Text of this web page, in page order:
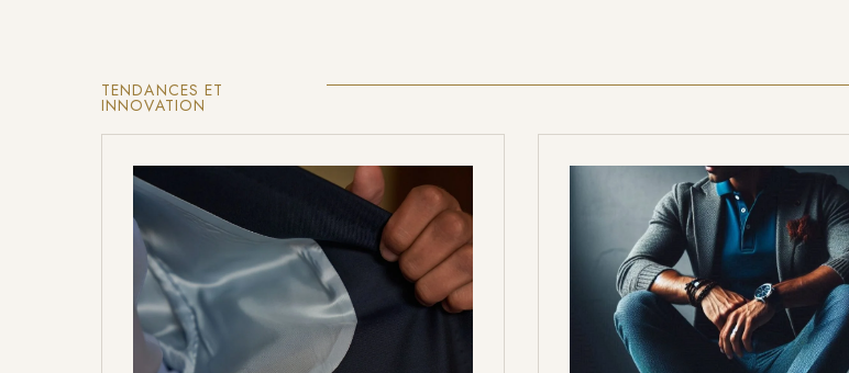
TENDANCES ET
INNOVATION